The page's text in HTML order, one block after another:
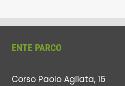
ENTE PARCO
Corso Paolo Agliata, 16